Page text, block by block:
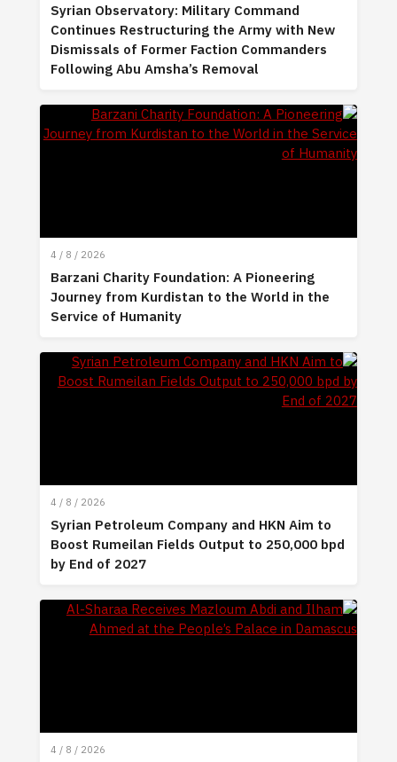
Syrian Observatory: Military Command
Continues Restructuring the Army with New
Dismissals of Former Faction Commanders
Following Abu Amsha’s Removal
4 / 8 / 2026
Barzani Charity Foundation: A Pioneering
Journey from Kurdistan to the World in the
Service of Humanity
4 / 8 / 2026
Syrian Petroleum Company and HKN Aim to
Boost Rumeilan Fields Output to 250,000 bpd
by End of 2027
4 / 8 / 2026